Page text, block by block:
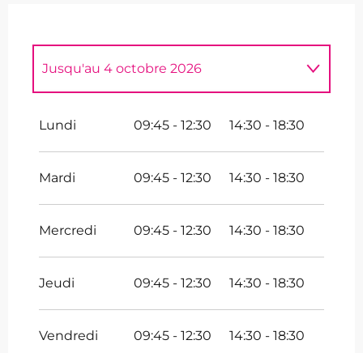
Jusqu'au 4 octobre 2026
2026
Lundi 09:45 - 12:30 14:30 - 18:30
Mardi 09:45 - 12:30 14:30 - 18:30
Mercredi 09:45 - 12:30 14:30 - 18:30
Jeudi 09:45 - 12:30 14:30 - 18:30
Vendredi 09:45 - 12:30 14:30 - 18:30